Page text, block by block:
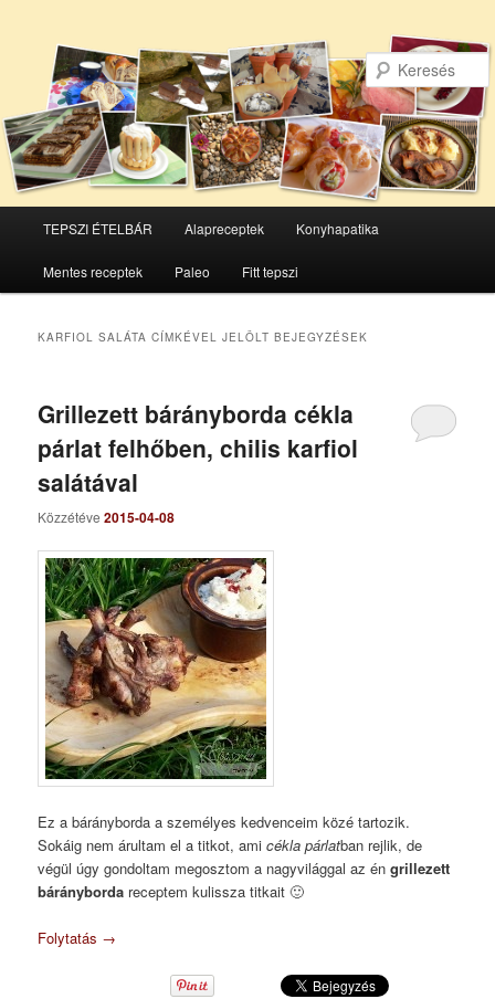
Tovább
az
Tovább
a
másodlagos
TEPSZI ÉTELBÁR Alapreceptek Konyhapatika
Mentes receptek Paleo Fitt tepszi
KARFIOL SALÁTA CÍMKÉVEL JELÖLT BEJEGYZÉSEK
Grillezett bárányborda cékla
párlat felhőben, chilis karfiol
salátával
Közzétéve2015-04-08
Ez a bárányborda a személyes kedvenceim közé tartozik.
Sokáig nem árultam el a titkot, amicékla párlatban rejlik, de
végül úgy gondoltam megosztom a nagyvilággal az éngrillezett
bárányborda receptem kulissza titkait 🙂
Folytatás →